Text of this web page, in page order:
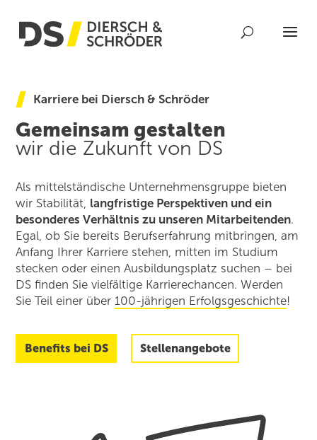
Karriere bei Diersch & Schröder
Gemeinsam gestalten
wir die Zukunft von DS
Als mittelständische Unternehmensgruppe bieten
wir Stabilität, langfristige Perspektiven und ein
besonderes Verhältnis zu unseren Mitarbeitenden.
Egal, ob Sie bereits Berufs­erfahrung mitbringen, am
Anfang Ihrer Karriere stehen, mitten im Studium
stecken oder einen Ausbildungsplatz suchen – bei
DS finden Sie vielfältige Karrierechancen. Werden
Sie Teil einer über 100-jährigen Erfolgsgeschichte!
Benefits bei DS Stellenangebote